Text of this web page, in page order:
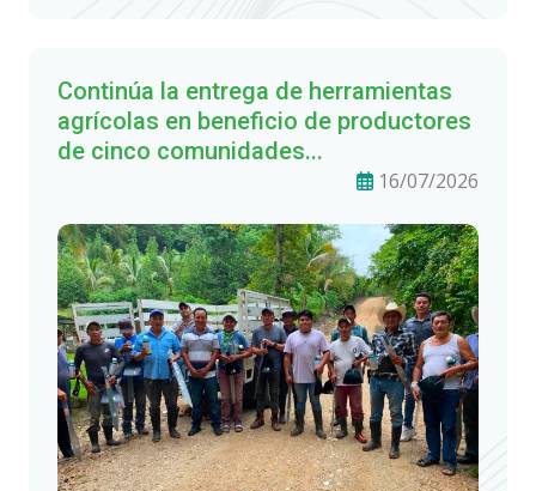
Continúa la entrega de herramientas
agrícolas en beneficio de productores
de cinco comunidades...
16/07/2026